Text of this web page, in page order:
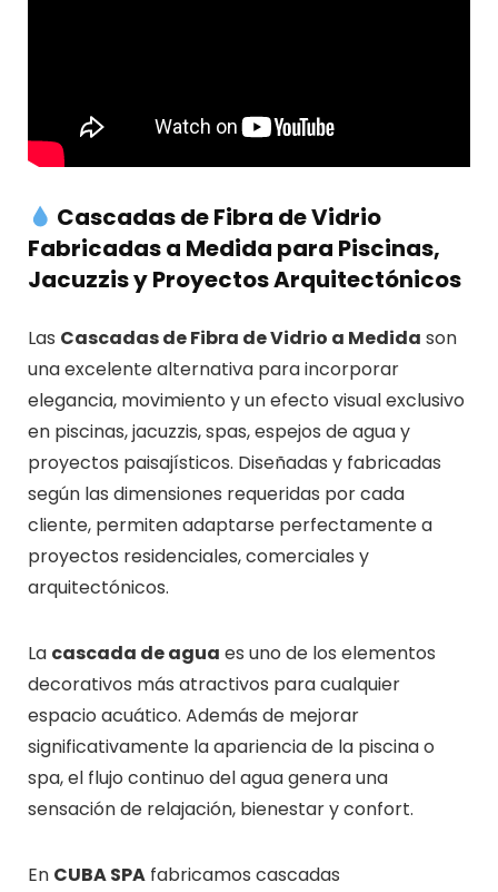
Cascadas de Fibra de Vidrio
Fabricadas a Medida para Piscinas,
Jacuzzis y Proyectos Arquitectónicos
Las Cascadas de Fibra de Vidrio a Medida son
una excelente alternativa para incorporar
elegancia, movimiento y un efecto visual exclusivo
en piscinas, jacuzzis, spas, espejos de agua y
proyectos paisajísticos. Diseñadas y fabricadas
según las dimensiones requeridas por cada
cliente, permiten adaptarse perfectamente a
proyectos residenciales, comerciales y
arquitectónicos.
La cascada de agua es uno de los elementos
decorativos más atractivos para cualquier
espacio acuático. Además de mejorar
significativamente la apariencia de la piscina o
spa, el flujo continuo del agua genera una
sensación de relajación, bienestar y confort.
En CUBA SPAfabricamos cascadas